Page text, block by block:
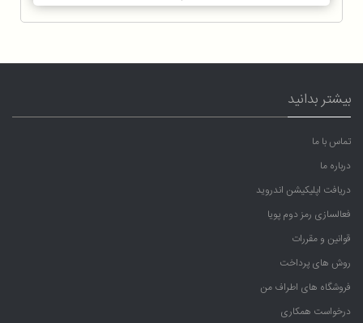
بیشتر بدانید
تماس با ما
درباره ما
دریافت اپلیکیشن اندروید
فعالسازی رمز دوم پویا
قوانین و مقررات
روش های پرداخت
فروشگاه های اطراف من
درخواست همکاری